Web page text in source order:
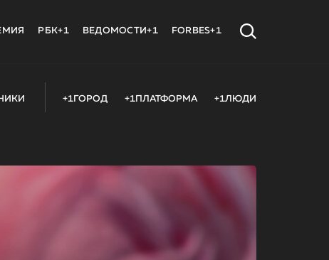
РБК+1 ВЕДОМОСТИ+1 FORBES+1
+1ГОРОД +1ПЛАТФОРМА +1ЛЮДИ